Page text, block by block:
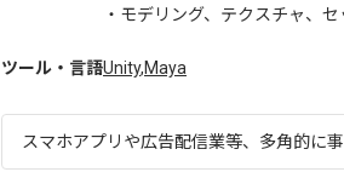
・モデリング、テクスチャ、セ
ツール・言語Unity,Maya
スマホアプリや広告配信業等、多角的に